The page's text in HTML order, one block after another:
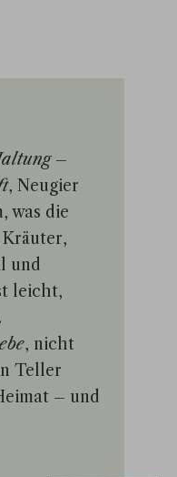
–
, Neugier
was die
und
leicht,
, nicht
Teller
– und